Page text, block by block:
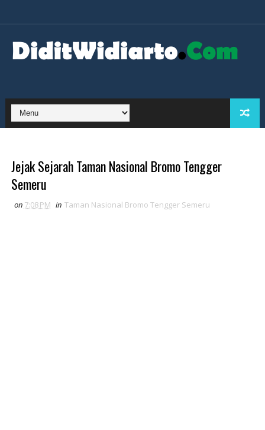
Jejak Sejarah Taman Nasional Bromo Tengger
Semeru
on 7:08 PM in Taman Nasional Bromo Tengger Semeru